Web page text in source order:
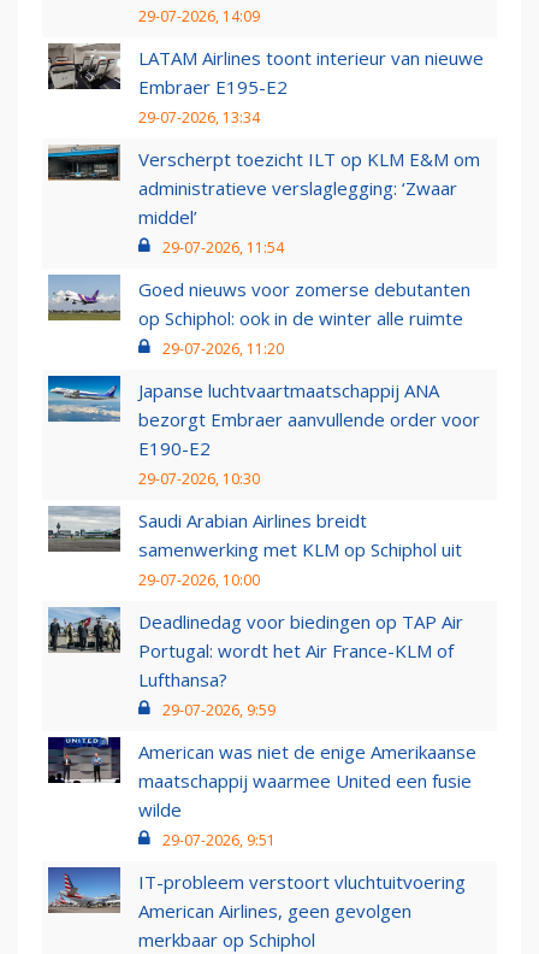
29-07-2026, 14:09
LATAM Airlines toont interieur van nieuwe
Embraer E195-E2
29-07-2026, 13:34
Verscherpt toezicht ILT op KLM E&M om
administratieve verslaglegging: ‘Zwaar
middel’
29-07-2026, 11:54
Goed nieuws voor zomerse debutanten
op Schiphol: ook in de winter alle ruimte
29-07-2026, 11:20
Japanse luchtvaartmaatschappij ANA
bezorgt Embraer aanvullende order voor
E190-E2
29-07-2026, 10:30
Saudi Arabian Airlines breidt
samenwerking met KLM op Schiphol uit
29-07-2026, 10:00
Deadlinedag voor biedingen op TAP Air
Portugal: wordt het Air France-KLM of
Lufthansa?
29-07-2026, 9:59
American was niet de enige Amerikaanse
maatschappij waarmee United een fusie
wilde
29-07-2026, 9:51
IT-probleem verstoort vluchtuitvoering
American Airlines, geen gevolgen
merkbaar op Schiphol